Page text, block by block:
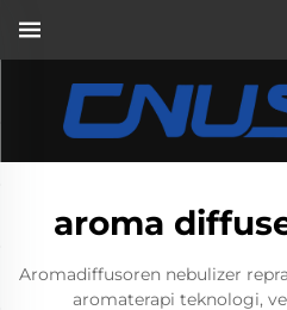
aroma
Aromadiffusoren nebulizer
aromaterapi teknologi,